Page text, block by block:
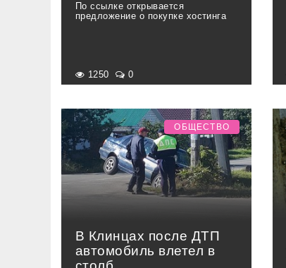
По ссылке открывается
предложение о покупке хостинга
1250 0
В Клинцах после ДТП
автомобиль влетел в
ОБЩЕСТВО